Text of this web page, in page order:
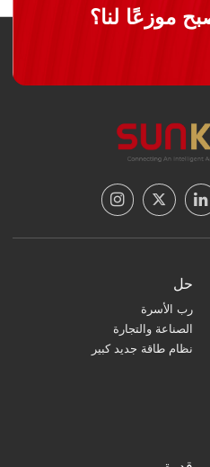
موزعًا لنا؟
حل
رب الأسرة
الصناعة والتجارة
نظام طاقة جديد كبير